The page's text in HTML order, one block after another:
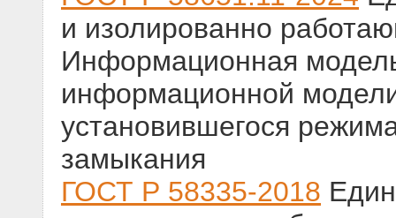
и изолированно
Информационная
информационной
установившегося
замыкания
ГОСТ Р 58335-2018